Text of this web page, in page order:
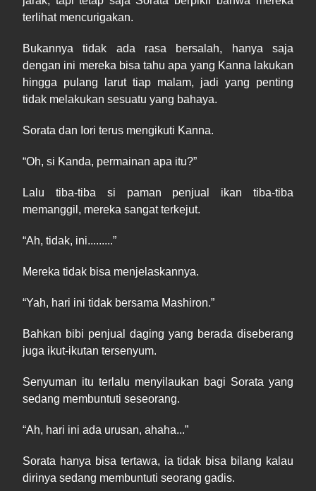
terlihat mencurigakan.
Bukannya tidak ada rasa bersalah, hanya saja
dengan ini mereka bisa tahu apa yang Kanna lakukan
hingga pulang larut tiap malam, jadi yang penting
tidak melakukan sesuatu yang bahaya.
Sorata dan Iori terus mengikuti Kanna.
“Oh, si Kanda, permainan apa itu?”
Lalu tiba-tiba si paman penjual ikan tiba-tiba
memanggil, mereka sangat terkejut.
“Ah, tidak, ini.........”
Mereka tidak bisa menjelaskannya.
“Yah, hari ini tidak bersama Mashiron.”
Bahkan bibi penjual daging yang berada diseberang
juga ikut-ikutan tersenyum.
Senyuman itu terlalu menyilaukan bagi Sorata yang
sedang membuntuti seseorang.
“Ah, hari ini ada urusan, ahaha...”
Sorata hanya bisa tertawa, ia tidak bisa bilang kalau
dirinya sedang membuntuti seorang gadis.